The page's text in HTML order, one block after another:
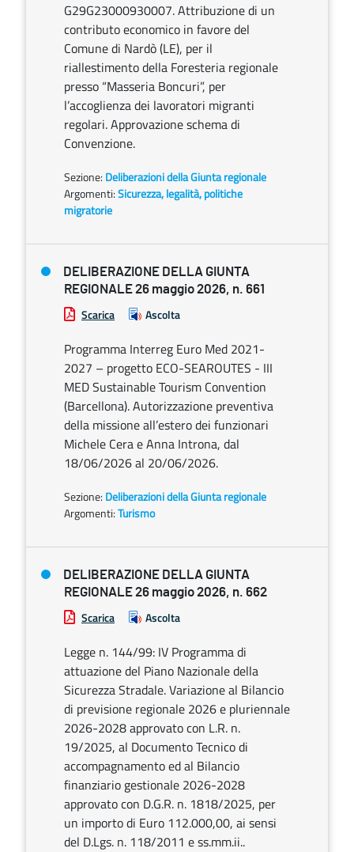
G29G23000930007. Attribuzione di un
contributo economico in favore del
Comune di Nardò (LE), per il
riallestimento della Foresteria regionale
presso “Masseria Boncuri”, per
l’accoglienza dei lavoratori migranti
regolari. Approvazione schema di
Convenzione.
Sezione: Deliberazioni della Giunta regionale
Argomenti:Sicurezza, legalità, politiche
migratorie
DELIBERAZIONE DELLA GIUNTA
REGIONALE 26 maggio 2026, n. 661
Scarica Ascolta
Programma Interreg Euro Med 2021-
2027 – progetto ECO-SEAROUTES - III
MED Sustainable Tourism Convention
(Barcellona). Autorizzazione preventiva
della missione all’estero dei funzionari
Michele Cera e Anna Introna, dal
18/06/2026 al 20/06/2026.
Sezione: Deliberazioni della Giunta regionale
Argomenti:Turismo
DELIBERAZIONE DELLA GIUNTA
REGIONALE 26 maggio 2026, n. 662
Scarica Ascolta
Legge n. 144/99: IV Programma di
attuazione del Piano Nazionale della
Sicurezza Stradale. Variazione al Bilancio
di previsione regionale 2026 e pluriennale
2026-2028 approvato con L.R. n.
19/2025, al Documento Tecnico di
accompagnamento ed al Bilancio
finanziario gestionale 2026-2028
approvato con D.G.R. n. 1818/2025, per
un importo di Euro 112.000,00, ai sensi
del D.Lgs. n. 118/2011 e ss.mm.ii..